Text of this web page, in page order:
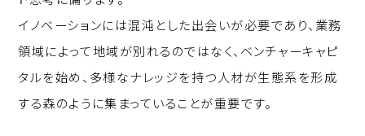
イノベーションには混沌とした出会いが必要であり、業務
領域によって地域が別れるのではなく、ベンチャーキャピ
タルを始め、多様なナレッジを持つ人材が生態系を形成
する森のように集まっていることが重要です。